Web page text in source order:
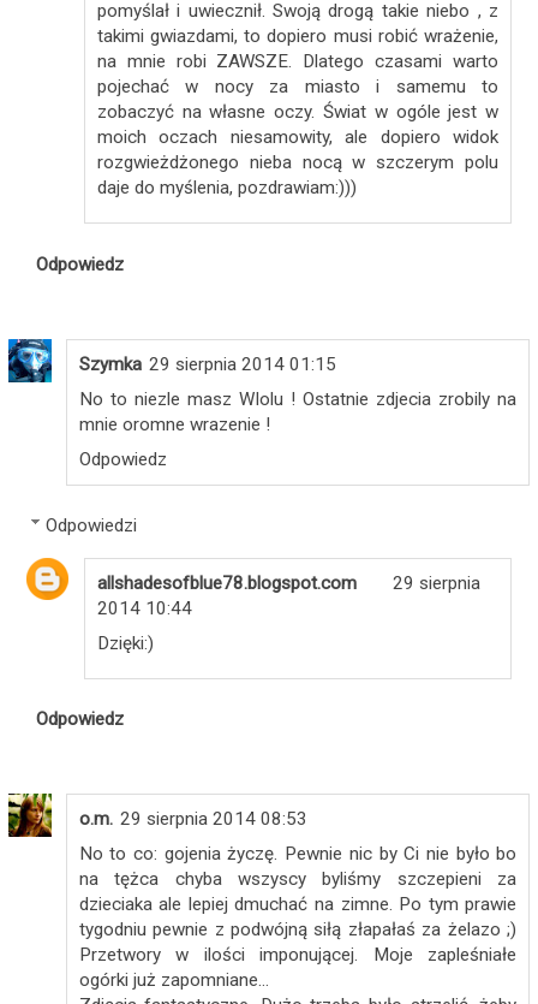
pomyślał i uwiecznił. Swoją drogą takie niebo , z
takimi gwiazdami, to dopiero musi robić wrażenie,
na mnie robi ZAWSZE. Dlatego czasami warto
pojechać w nocy za miasto i samemu to
zobaczyć na własne oczy. Świat w ogóle jest w
moich oczach niesamowity, ale dopiero widok
rozgwieżdżonego nieba nocą w szczerym polu
daje do myślenia, pozdrawiam:)))
Odpowiedz
Szymka 29 sierpnia 2014 01:15
No to niezle masz WIolu ! Ostatnie zdjecia zrobily na
mnie oromne wrazenie !
Odpowiedz
Odpowiedzi
allshadesofblue78.blogspot.com
29 sierpnia
2014 10:44
Dzięki:)
Odpowiedz
o.m. 29 sierpnia 2014 08:53
No to co: gojenia życzę. Pewnie nic by Ci nie było bo
na tężca chyba wszyscy byliśmy szczepieni za
dzieciaka ale lepiej dmuchać na zimne. Po tym prawie
tygodniu pewnie z podwójną siłą złapałaś za żelazo ;)
Przetwory w ilości imponującej. Moje zapleśniałe
ogórki już zapomniane...